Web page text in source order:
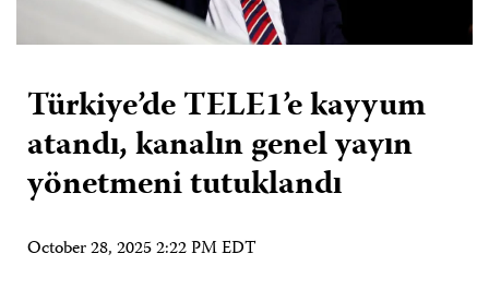
Türkiye’de TELE1’e kayyum
atandı, kanalın genel yayın
yönetmeni tutuklandı
October 28, 2025 2:22 PM EDT